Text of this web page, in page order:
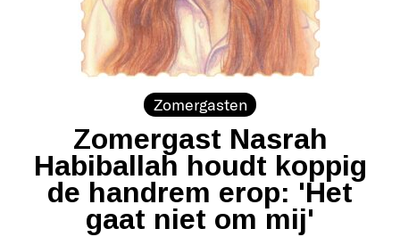
Zomergasten
Zomergast Nasrah
Habiballah houdt koppig
de handrem erop: 'Het
gaat niet om mij'